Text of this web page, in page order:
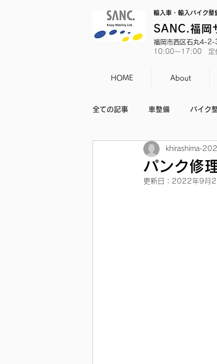
輸入車・輸入バイク整
SANC.福岡
福岡市西区石丸4-
10:00～17:00 定休
HOME About
全ての記事 車整備 バイク
バイクのニュース 日常
パンク修
khirashima
更新日： 2022年9月